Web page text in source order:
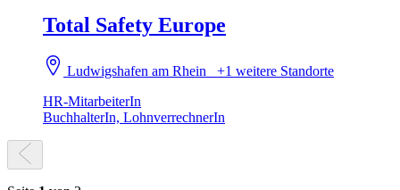
Total Safety Europe
Ludwigshafen am Rhein+1 weitere Standorte
HR-MitarbeiterIn
BuchhalterIn, LohnverrechnerIn